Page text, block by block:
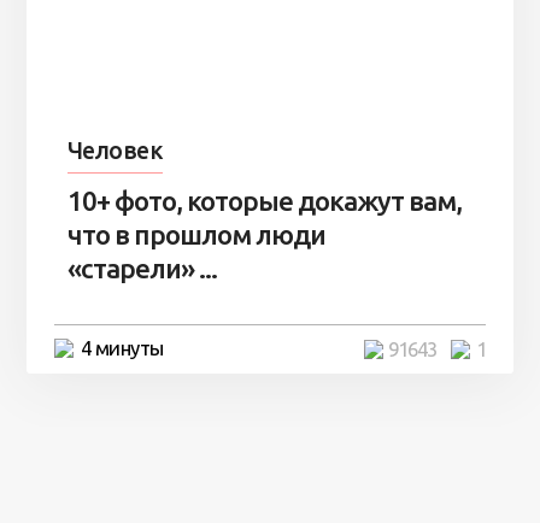
Человек
10+ фото, которые докажут вам,
что в прошлом люди
«старели» ...
4 минуты 1
91643